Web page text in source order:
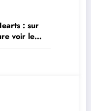
: sur
voir le